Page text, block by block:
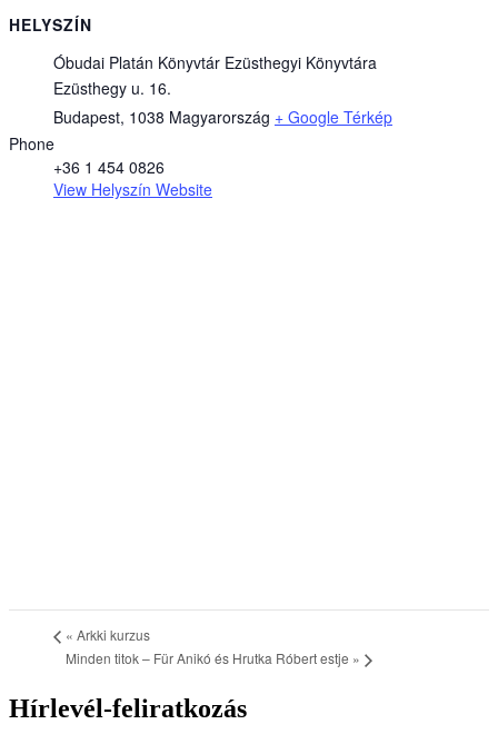
HELYSZÍN
Óbudai Platán Könyvtár Ezüsthegyi Könyvtára
Ezüsthegy u. 16.
Budapest, 1038 Magyarország + Google Térkép
Phone
+36 1 454 0826
View Helyszín Website
« Arkki kurzus
Minden titok – Für Anikó és Hrutka Róbert estje »
Hírlevél-feliratkozás